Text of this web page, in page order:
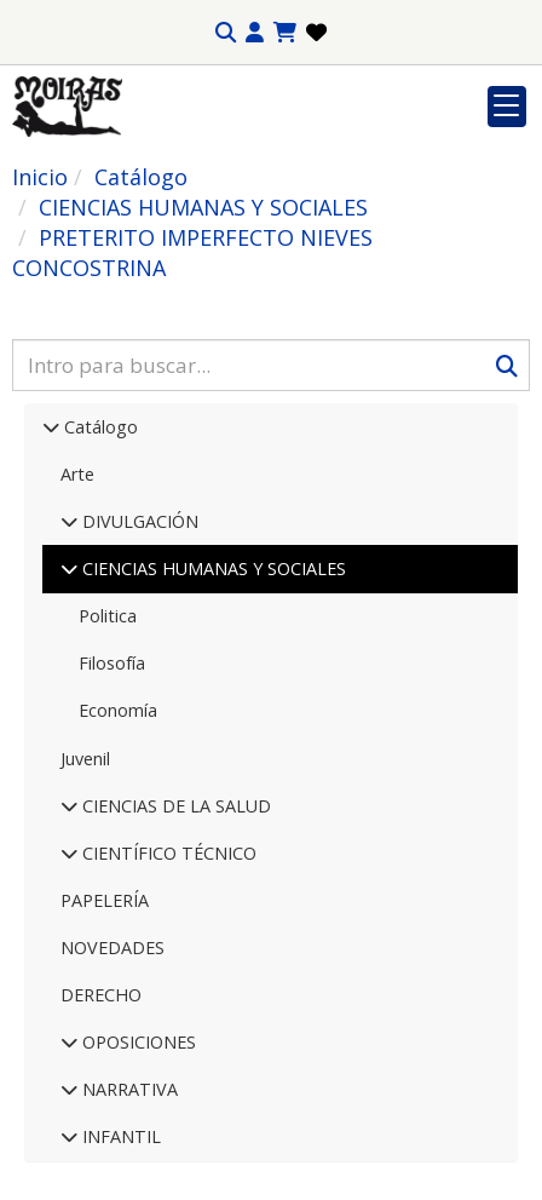
Inicio
Catálogo
CIENCIAS HUMANAS Y SOCIALES
PRETERITO IMPERFECTO NIEVES
CONCOSTRINA
Catálogo
Arte
DIVULGACIÓN
CIENCIAS HUMANAS Y SOCIALES
Politica
Filosofía
Economía
Juvenil
CIENCIAS DE LA SALUD
CIENTÍFICO TÉCNICO
PAPELERÍA
NOVEDADES
DERECHO
OPOSICIONES
NARRATIVA
INFANTIL